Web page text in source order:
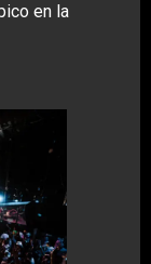
en la